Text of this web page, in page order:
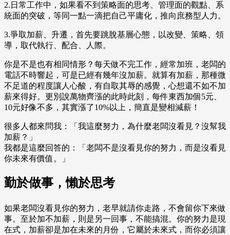
2.日常工作中，如果看不到策略面的思考、管理面的觀點、系
統面的突破，等同一點一滴把自己平庸化，推向庶務型人力。
3.爭取加薪、升遷，首先要跳脫基層心態，以改變、策略、領
導，取代執行、配合、人際。
你是不是也有相同情形？每天做不完工作，經常加班，老闆的
電話不時響起，可是已經有幾年沒加薪。就算有加薪，那種微
不足道的程度讓人心酸，有自取其辱的感覺，心想還不如不加
薪來得好。更別說萬物齊漲的此時此刻，每件東西加個5元、
10元好像不多，其實漲了10%以上，簡直是變相減薪！
很多人都來問我：「我這麼努力，為什麼老闆沒看見？沒幫我
加薪？」
我都是這麼回答的：「老闆不是沒看見你的努力，而是沒看見
你未來有價值。」
勤於做事，懶於思考
如果老闆沒看見你的努力，老早就請你走路，不會留你下來做
事。至於加不加薪，則是另一回事，不能搞混。你的努力是現
在式，加薪卻是加在未來的月份，它屬於未來式，而你必須讓